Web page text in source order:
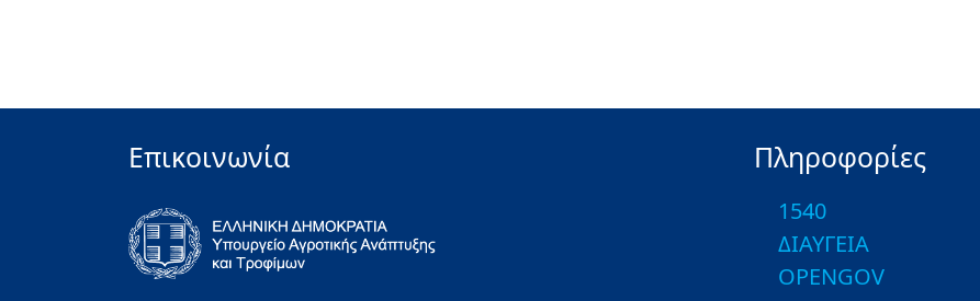
Επικοινωνία Πληροφορίες
1540
ΔΙΑΥΓΕΙΑ
OPENGOV